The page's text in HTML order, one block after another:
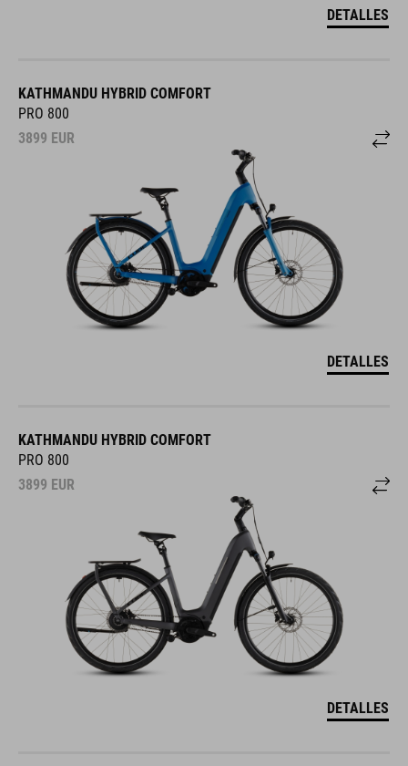
DETALLES
KATHMANDU HYBRID COMFORT
PRO 800
3899 EUR
DETALLES
KATHMANDU HYBRID COMFORT
PRO 800
3899 EUR
DETALLES